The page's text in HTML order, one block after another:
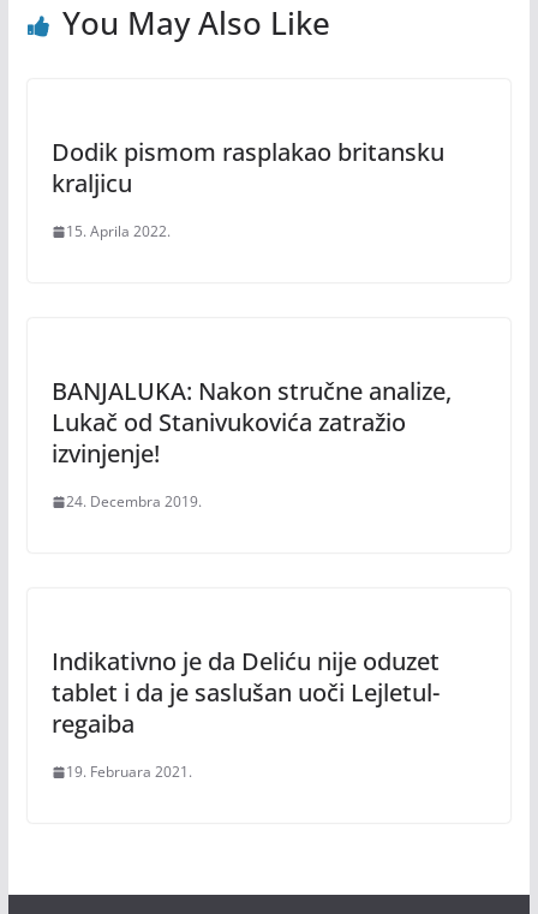
You May Also Like
Dodik pismom rasplakao britansku
kraljicu
15. Aprila 2022.
BANJALUKA: Nakon stručne analize,
Lukač od Stanivukovića zatražio
izvinjenje!
24. Decembra 2019.
Indikativno je da Deliću nije oduzet
tablet i da je saslušan uoči Lejletul-
regaiba
19. Februara 2021.